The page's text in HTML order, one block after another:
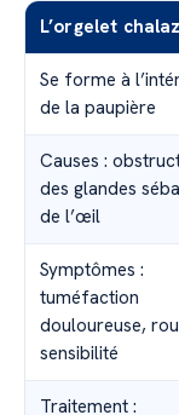
L’orgelet
Se forme à
de la paupière
Causes :
des glandes
de l’œil
Symptômes :
tuméfaction
douloureuse,
sensibilité
Traitement :